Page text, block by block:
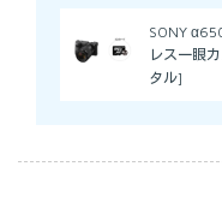
SONY
レス一眼
タル]